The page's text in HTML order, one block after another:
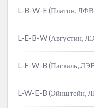
L-B-W-E (Платон,
L-E-B-W (Августин,
L-E-W-B (Паскаль,
L-W-E-B (Эйнштейн,